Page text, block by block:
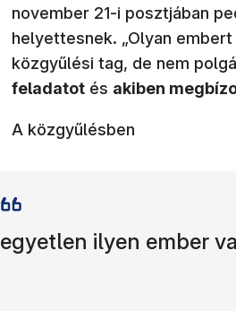
november 21-i posztjában
helyettesnek. „Olyan
közgyűlési tag, de nem
feladatot és akiben
A közgyűlésben
egyetlen ilyen ember